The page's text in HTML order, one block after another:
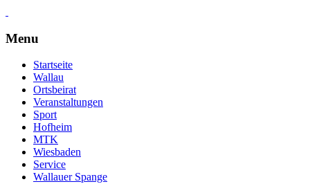
Menu
Skip
content
Startseite
Wallau
Ortsbeirat
Veranstaltungen
Sport
Hofheim
MTK
Wiesbaden
Service
Wallauer Spange